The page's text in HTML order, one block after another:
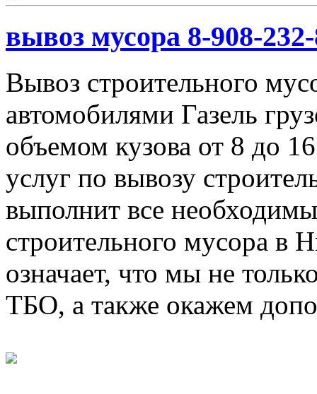
вывоз мусора 8-908-
Вывоз строительного
автомобилями Газель
объемом кузова от 8 до
услуг по вывозу
выполнит все
строительного мусора в
означает, что мы не
ТБО, а также окажем